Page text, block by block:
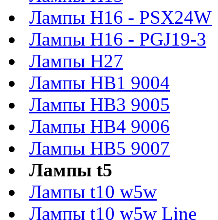
Лампы H16 - PSX24W
Лампы H16 - PGJ19-3
Лампы H27
Лампы HB1 9004
Лампы HB3 9005
Лампы HB4 9006
Лампы HB5 9007
Лампы t5
Лампы t10 w5w
Лампы t10 w5w Line